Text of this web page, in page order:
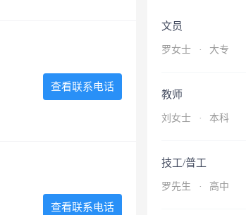
文员
罗女士 · 大专
教师
刘女士 · 本科
技工/普工
罗先生 · 高中
查看联系电话
查看联系电话